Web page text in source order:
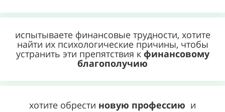
испытываете финансовые трудности, хотите
найти их психологические причины, чтобы
устранить эти препятствия кфинансовому
благополучию
хотите обрести новую профессию и